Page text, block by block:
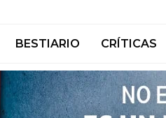
BESTIARIO CRÍTICAS